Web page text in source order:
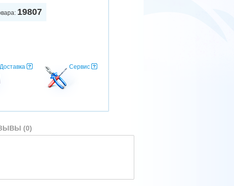
19807
Доставка Сервис
(0)